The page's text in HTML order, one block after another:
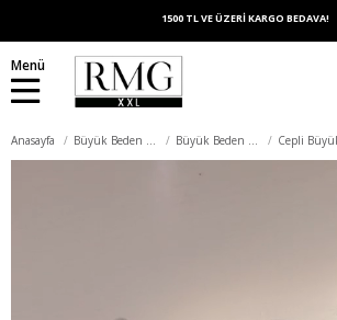
1500 TL VE ÜZERİ KARGO BEDAVA!
Menü
Anasayfa Büyük Beden Elbise Büyük Beden Günlük Elbise